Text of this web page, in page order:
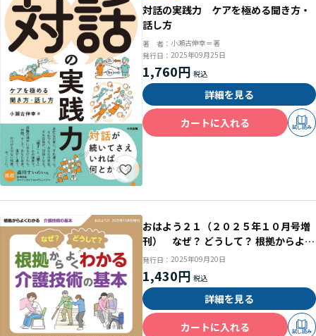
対話の実践力 ケアを極める聞き方・
話し方
著 者： 小瀬古伸幸＝著
発行日： 2025年09月25日
1,760円
詳細を見る
カートに入れる
試し読み
おはよう２１（２０２５年１０月号増
刊） なぜ？ どうして？ 根拠からよく
わかる介護技術の基本
発行日： 2025年09月20日
1,430円
詳細を見る
カートに入れる
試し読み